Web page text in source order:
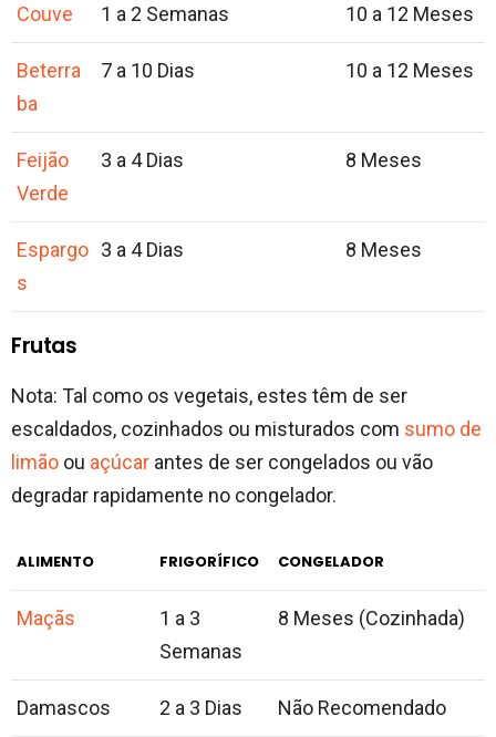
Couve 1 a 2 Semanas 10 a 12 Meses
Beterra
ba
7 a 10 Dias 10 a 12 Meses
Feijão
Verde
3 a 4 Dias 8 Meses
Espargo
s
3 a 4 Dias 8 Meses
Frutas
Nota: Tal como os vegetais, estes têm de ser
escaldados, cozinhados ou misturados com sumo de
limão ou açúcar antes de ser congelados ou vão
degradar rapidamente no congelador.
ALIMENTO FRIGORÍFICO CONGELADOR
Maçãs
1 a 3
Semanas
8 Meses (Cozinhada)
Damascos 2 a 3 Dias Não Recomendado